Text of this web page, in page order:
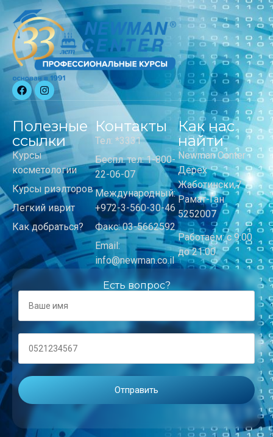
Полезные
ссылки
Курсы
косметологии
Курсы риэлторов
Легкий иврит
Как добраться?
Контакты
Тел: *3331
Беспл. тел: 1-800-
22-06-07
Международный:
+972-3-560-30-46
Факс: 03-5662592
Email:
info@newman.co.il
Как нас
найти
Newman Center
Дерех
Жаботински,7
Рамат-Ган
5252007
Работаем: с 9:00
до 21:00
Есть вопрос?